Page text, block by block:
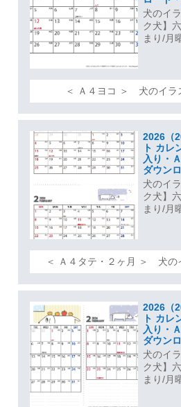
犬のイ
ク犬】
まり/月
＜ Ａ４ヨコ ＞ 犬のイラ
2026（
ト カレ
入り・
ダウン
犬のイ
ク犬】
まり/月
＜ Ａ４タテ・２ヶ月 ＞ 犬の
2026（
ト カレ
入り・
ダウン
犬のイ
ク犬】
まり/月